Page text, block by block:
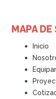
MAPA
Inicio